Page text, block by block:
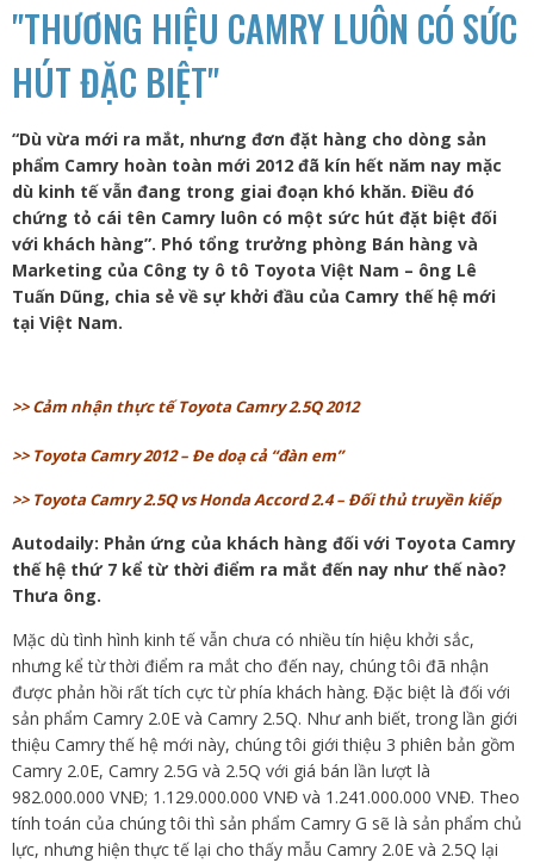
"THƯƠNG HIỆU CAMRY LUÔN CÓ SỨC
HÚT ĐẶC BIỆT"
“Dù vừa mới ra mắt, nhưng đơn đặt hàng cho dòng sản
phẩm Camry hoàn toàn mới 2012 đã kín hết năm nay mặc
dù kinh tế vẫn đang trong giai đoạn khó khăn. Điều đó
chứng tỏ cái tên Camry luôn có một sức hút đặt biệt đối
với khách hàng”. Phó tổng trưởng phòng Bán hàng và
Marketing của Công ty ô tô Toyota Việt Nam – ông Lê
Tuấn Dũng, chia sẻ về sự khởi đầu của Camry thế hệ mới
tại Việt Nam.
>> Cảm nhận thực tế Toyota Camry 2.5Q 2012
>> Toyota Camry 2012 – Đe doạ cả “đàn em”
>> Toyota Camry 2.5Q vs Honda Accord 2.4 – Đối thủ truyền kiếp
Autodaily: Phản ứng của khách hàng đối với Toyota Camry
thế hệ thứ 7 kể từ thời điểm ra mắt đến nay như thế nào?
Thưa ông.
Mặc dù tình hình kinh tế vẫn chưa có nhiều tín hiệu khởi sắc,
nhưng kể từ thời điểm ra mắt cho đến nay, chúng tôi đã nhận
được phản hồi rất tích cực từ phía khách hàng. Đặc biệt là đối với
sản phẩm Camry 2.0E và Camry 2.5Q. Như anh biết, trong lần giới
thiệu Camry thế hệ mới này, chúng tôi giới thiệu 3 phiên bản gồm
Camry 2.0E, Camry 2.5G và 2.5Q với giá bán lần lượt là
982.000.000 VNĐ; 1.129.000.000 VNĐ và 1.241.000.000 VNĐ. Theo
tính toán của chúng tôi thì sản phẩm Camry G sẽ là sản phẩm chủ
lực, nhưng hiện thực tế lại cho thấy mẫu Camry 2.0E và 2.5Q lại